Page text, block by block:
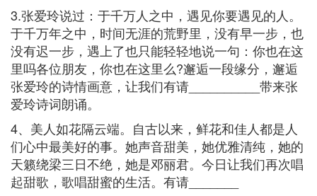
3.张爱玲说过：于千万人之中，遇见你要遇见的人。
于千万年之中，时间无涯的荒野里，没有早一步，也
没有迟一步，遇上了也只能轻轻地说一句：你也在这
里吗各位朋友，你也在这里么?邂逅一段缘分，邂逅
张爱玲的诗情画意，让我们有请__________带来张
爱玲诗词朗诵。
4、美人如花隔云端。自古以来，鲜花和佳人都是人
们心中最美好的事。她声音甜美，她优雅清纯，她的
天籁绕梁三日不绝，她是邓丽君。今日让我们再次唱
起甜歌，歌唱甜蜜的生活。有请_______